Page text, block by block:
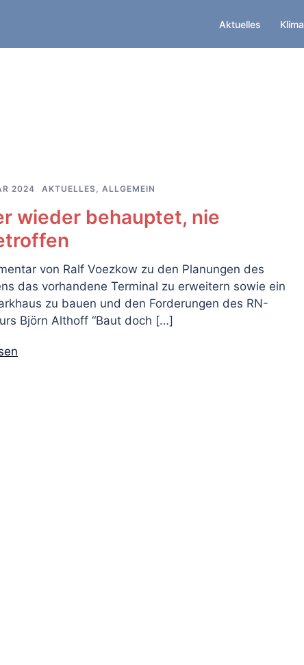
Aktuelles Klima
2024 AKTUELLES, ALLGEMEIN
wieder behauptet, nie
von Ralf Voezkow zu den Planungen des
das vorhandene Terminal zu erweitern sowie ein
zu bauen und den Forderungen des RN-
Björn Althoff “Baut doch […]